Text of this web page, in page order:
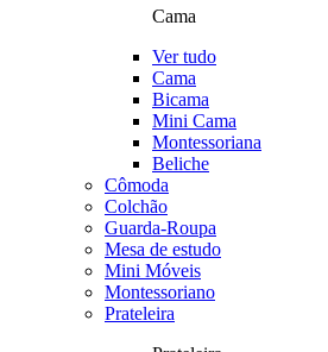
Cama
Ver tudo
Cama
Bicama
Mini Cama
Montessoriana
Beliche
Cômoda
Colchão
Guarda-Roupa
Mesa de estudo
Mini Móveis
Montessoriano
Prateleira